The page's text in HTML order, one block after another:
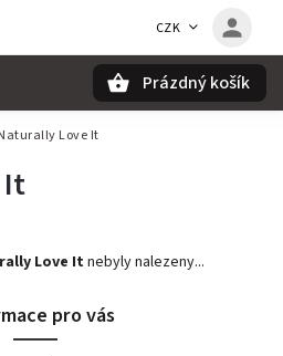
CZK
Prázdný košík
Love It
It
Love Itnebyly nalezeny...
pro vás